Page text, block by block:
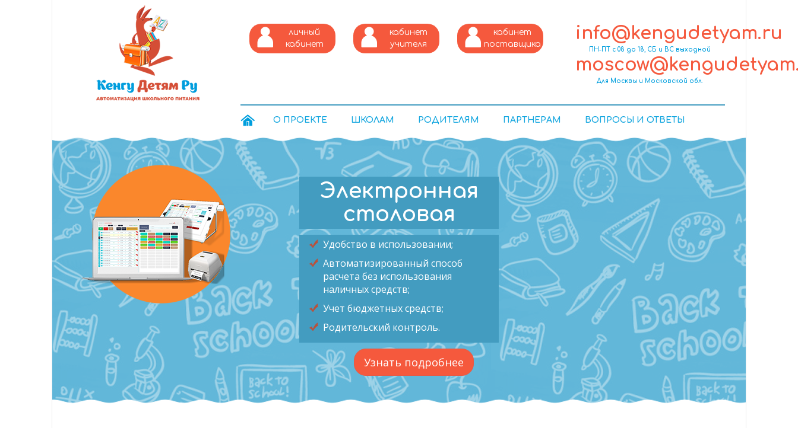
личный
кабинет
кабинет
учителя
кабинет
поставщика
питания
info@kengudetyam.ru
ПН-ПТ с 08 до 18, СБ и ВС выходной
Для Москвы и Московской обл.
О ПРОЕКТЕ ШКОЛАМ РОДИТЕЛЯМ ПАРТНЕРАМ ВОПРОСЫ И ОТВЕТЫ
Электронная
столовая
Удобство в использовании;
Автоматизированный способ
расчета без использования
наличных средств;
Учет бюджетных средств;
Родительский контроль.
Узнать подробнее